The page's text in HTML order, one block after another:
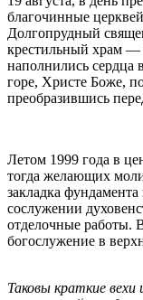
благочинные
Долгопрудный
крестильный храм —
наполнились сердца
горе, Христе Боже,
преобразившись
Летом 1999 года в
тогда желающих
закладка
сослужении
отделочные работы.
богослужение в
Таковы краткие